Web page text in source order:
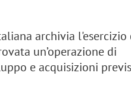
archivia l'esercizio
un’operazione di
e acquisizioni